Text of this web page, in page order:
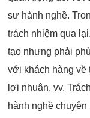
sư hành nghề.
trách nhiệm qua
tạo nhưng phải
với khách hàng về
lợi nhuận, vv.
hành nghề